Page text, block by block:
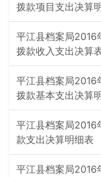
拨款项目支出决算
平江县档案局2016
拨款收入支出决算
平江县档案局2016
拨款基本支出决算
平江县档案局2016
款支出决算明细表
平江县档案局2016